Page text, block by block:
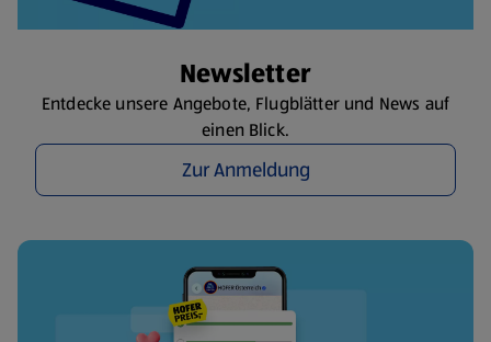
Newsletter
Entdecke unsere Angebote, Flugblätter und News auf
einen Blick.
Zur Anmeldung